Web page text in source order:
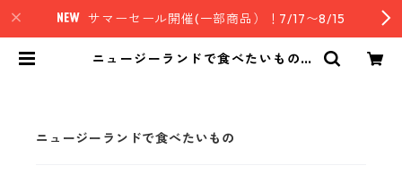
サマーセール開催(一部商品）！7/17〜8/15
ニュージーランドで食べたいもの |
ニュージーランドで食べたいもの